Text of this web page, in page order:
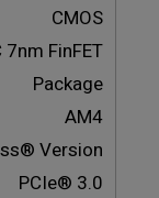
CMOS
7nm FinFET
Package
AM4
Version
PCIe® 3.0